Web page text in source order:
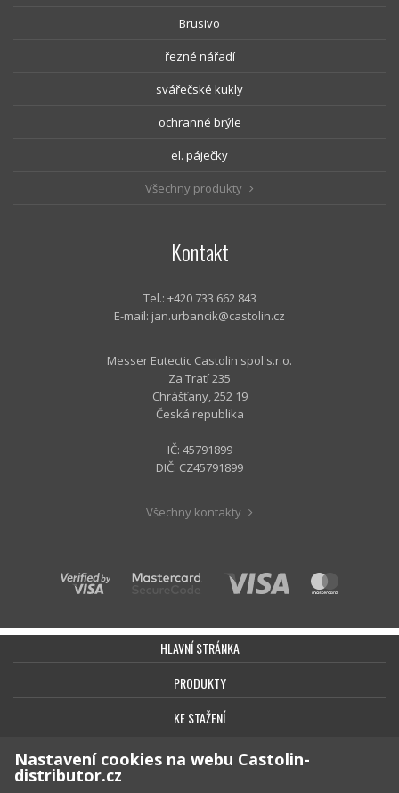
Brusivo
řezné nářadí
svářečské kukly
ochranné brýle
el. páječky
Všechny produkty
Kontakt
Tel.: +420 733 662 843
E-mail: jan.urbancik@castolin.cz
Messer Eutectic Castolin spol.s.r.o.
Za Tratí 235
Chrášťany, 252 19
Česká republika
IČ: 45791899
DIČ: CZ45791899
Všechny kontakty
HLAVNÍ STRÁNKA
PRODUKTY
KE STAŽENÍ
BEZPEČNOST
Nastavení cookies na webu Castolin-
distributor.cz